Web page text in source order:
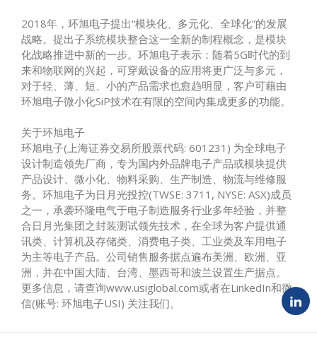
2018年，环旭电子提出“模块化、多元化、全球化”的发展
战略。提出子系统模块整合这一全新的制程概念，是模块
化战略推进中新的一步。环旭电子表示：随着5G时代的到
来和物联网的兴起，可穿戴设备的应用将更广泛与多元，
对于轻、薄、短、小的产品需求也愈趋明显，客户可藉由
环旭电子微小化SiP技术在有限的空间内集成更多的功能。
关于环旭电子
环旭电子(上海证券交易所股票代码: 601231) 为全球电子
设计制造领先厂商，专为国内外品牌电子产品或模块提供
产品设计、微小化、物料采购、生产制造、物流与维修服
务。环旭电子为日月光投控(TWSE: 3711, NYSE: ASX)成员
之一，承袭环隆电气于电子制造服务行业多年经验，并整
合日月光集团之封装测试领先技术，在全球为客户提供通
讯类、计算机及存储类、消费电子类、工业类及车用电子
为主等电子产品。公司销售服务据点遍布美洲、欧洲、亚
洲，并在中国大陆、台湾、墨西哥和波兰设置生产据点。
更多信息，请查询www.usiglobal.com或者在LinkedIn和微
信(账号: 环旭电子USI) 关注我们。